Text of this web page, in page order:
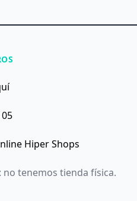
Hiper Shops
tenemos tienda física.